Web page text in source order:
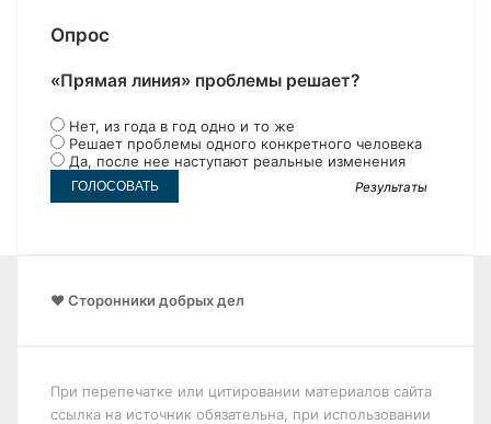
Опрос
«Прямая линия» проблемы решает?
Нет, из года в год одно и то же
Решает проблемы одного конкретного человека
Да, после нее наступают реальные изменения
Результаты
❤️ Сторонники добрых дел
При перепечатке или цитировании материалов сайта
ссылка на источник обязательна, при использовании